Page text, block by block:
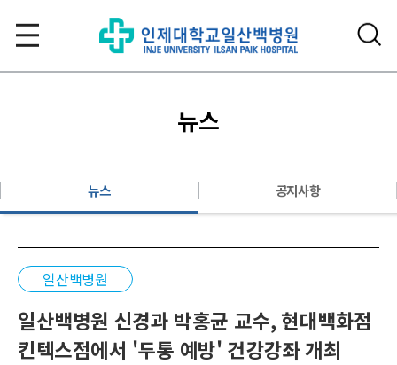
뉴스
뉴스 공지사항
일산백병원
일산백병원 신경과 박홍균 교수, 현대백화점
킨텍스점에서 '두통 예방' 건강강좌 개최